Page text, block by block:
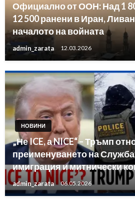
Официално от ООН: Над 1
12 500 ранени в Иран,
началото на войната
admin_zarata 12.03.2026
НОВИНИ
„Не ICE, а NICE“ – Тръмп
преименуването на
имиграция и митнически
admin_zarata 06.05.2026